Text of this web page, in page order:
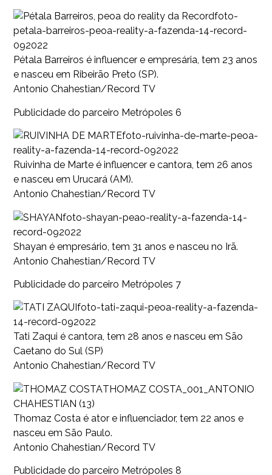
foto-
petala-barreiros-peoa-reality-a-fazenda-14-record-
092022
Pétala Barreiros é influencer e empresária, tem 23 anos
e nasceu em Ribeirão Preto (SP).
Antonio Chahestian/Record TV
Publicidade do parceiro Metrópoles 6
foto-ruivinha-de-marte-peoa-
reality-a-fazenda-14-record-092022
Ruivinha de Marte é influencer e cantora, tem 26 anos
e nasceu em Urucará (AM).
Antonio Chahestian/Record TV
foto-shayan-peao-reality-a-fazenda-14-
record-092022
Shayan é empresário, tem 31 anos e nasceu no Irã.
Antonio Chahestian/Record TV
Publicidade do parceiro Metrópoles 7
foto-tati-zaqui-peoa-reality-a-fazenda-
14-record-092022
Tati Zaqui é cantora, tem 28 anos e nasceu em São
Caetano do Sul (SP)
Antonio Chahestian/Record TV
THOMAZ COSTA_001_ANTONIO
CHAHESTIAN (13)
Thomaz Costa é ator e influenciador, tem 22 anos e
nasceu em São Paulo.
Antonio Chahestian/Record TV
Publicidade do parceiro Metrópoles 8